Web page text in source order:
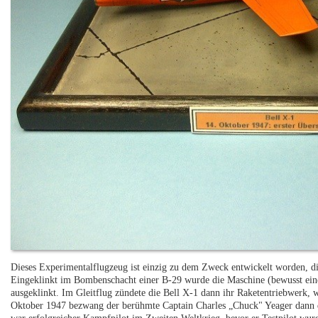
Dieses Experimentalflugzeug ist einzig zu dem Zweck entwickelt worden,
Eingeklinkt im Bombenschacht einer B-29 wurde die Maschine (bewusst
ausgeklinkt. Im Gleitflug zündete die Bell X-1 dann ihr Raketentriebwerk,
Oktober 1947 bezwang der berühmte Captain Charles „Chuck" Yeager